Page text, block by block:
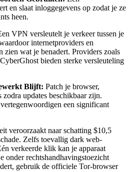
en slaat inloggegevens op zodat je ze
heen.
VPN versleutelt je verkeer tussen je
internetproviders en
zien wat je benadert. Providers zoals
bieden sterke versleuteling
Blijft: Patch je browser,
zodra updates beschikbaar zijn.
een significant
veroorzaakt naar schatting $10,5
Zelfs toevallig dark web-
verkeerde klik kan je apparaat
onder rechtshandhavingstoezicht
gebruik de officiele Tor-browser